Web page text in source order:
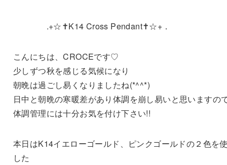
.+☆✝K14 Cross Pendant✝☆+．
こんにちは、CROCEです♡
少しずつ秋を感じる気候になり
朝晩は過ごし易くなりましたね(*^^*)
日中と朝晩の寒暖差があり体調を崩し易いと思いますの
体調管理には十分お気を付け下さい!!
本日はK14イエローゴールド、ピンクゴールドの２色を
した